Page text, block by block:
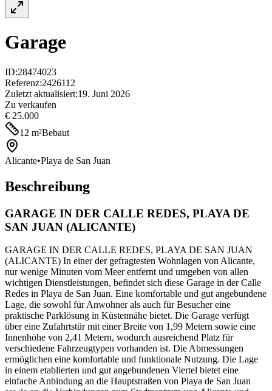
Garage
ID:28474023
Referenz:2426112
Zuletzt aktualisiert:19. Juni 2026
Zu verkaufen
€ 25.000
12 m²Bebaut
Alicante•Playa de San Juan
Beschreibung
GARAGE IN DER CALLE REDES, PLAYA DE
SAN JUAN (ALICANTE)
GARAGE IN DER CALLE REDES, PLAYA DE SAN JUAN
(ALICANTE) In einer der gefragtesten Wohnlagen von Alicante,
nur wenige Minuten vom Meer entfernt und umgeben von allen
wichtigen Dienstleistungen, befindet sich diese Garage in der Calle
Redes in Playa de San Juan. Eine komfortable und gut angebundene
Lage, die sowohl für Anwohner als auch für Besucher eine
praktische Parklösung in Küstennähe bietet. Die Garage verfügt
über eine Zufahrtstür mit einer Breite von 1,99 Metern sowie eine
Innenhöhe von 2,41 Metern, wodurch ausreichend Platz für
verschiedene Fahrzeugtypen vorhanden ist. Die Abmessungen
ermöglichen eine komfortable und funktionale Nutzung. Die Lage
in einem etablierten und gut angebundenen Viertel bietet eine
einfache Anbindung an die Hauptstraßen von Playa de San Juan